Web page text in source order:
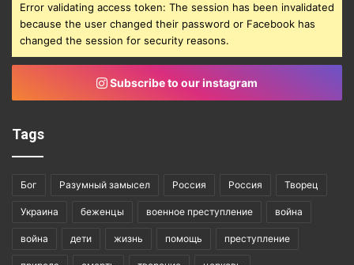
Error validating access token: The session has been invalidated
because the user changed their password or Facebook has
changed the session for security reasons.
Subscribe to our instagram
Tags
Бог Разумный замысел Россия Россия Творец
Украина беженцы военное преступление война
война дети жизнь помощь преступление